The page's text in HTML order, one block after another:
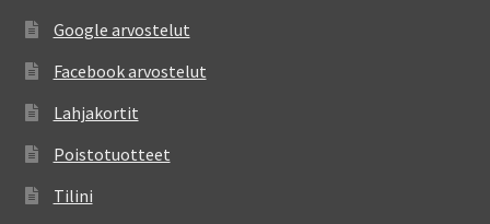
Google arvostelut
Facebook arvostelut
Lahjakortit
Poistotuotteet
Tilini